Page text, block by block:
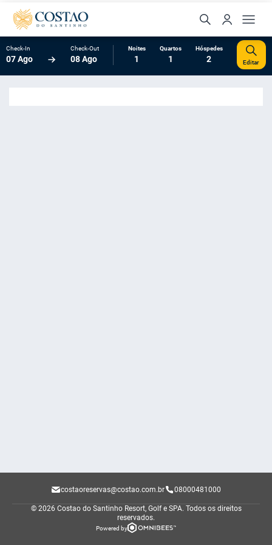
Check-In
07 Ago
Check-Out
08 Ago
Noites
1
Quartos
1
Hóspedes
2 Editar
costaoreservas@costao.com.br 08000481000
© 2026 Costao do Santinho Resort, Golf e SPA. Todos os direitos
reservados.
Powered by